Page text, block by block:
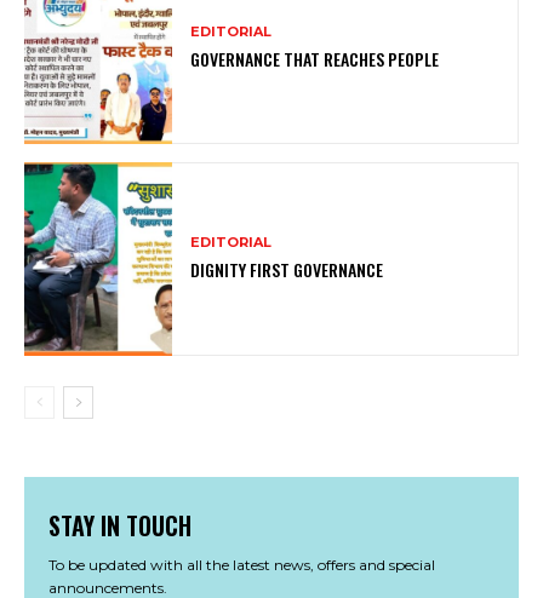
EDITORIAL
GOVERNANCE THAT REACHES PEOPLE
EDITORIAL
DIGNITY FIRST GOVERNANCE
STAY IN TOUCH
To be updated with all the latest news, offers and special
announcements.